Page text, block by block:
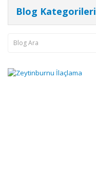
Blog Kategorileri